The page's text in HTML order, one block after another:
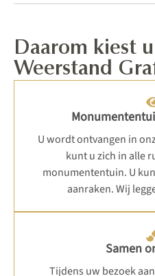
Daarom kiest
Weerstand
U wordt ontvangen in
kunt u zich in alle
monumententuin. U
aanraken. Wij
Samen
Tijdens uw bezoek